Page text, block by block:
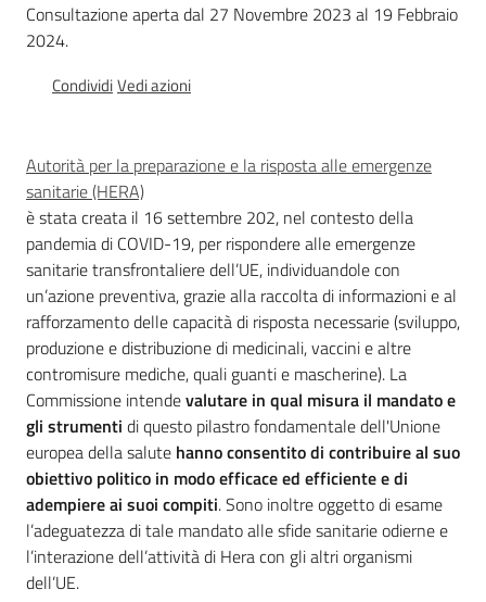
Europass
di
Parma
Seguici
su
Consultazione aperta dal 27 Novembre 2023 al 19 Febbraio
2024.
CondividiVedi azioni
Autorità per la preparazione e la risposta alle emergenze
sanitarie (HERA)
è stata creata il 16 settembre 202, nel contesto della
pandemia di COVID-19, per rispondere alle emergenze
sanitarie transfrontaliere dell’UE, individuandole con
un’azione preventiva, grazie alla raccolta di informazioni e al
rafforzamento delle capacità di risposta necessarie (sviluppo,
produzione e distribuzione di medicinali, vaccini e altre
contromisure mediche, quali guanti e mascherine). La
Commissione intendevalutare in qual misura il mandato e
gli strumenti di questo pilastro fondamentale dell'Unione
europea della salute hanno consentito di contribuire al suo
obiettivo politico in modo efficace ed efficiente e di
adempiere ai suoi compiti. Sono inoltre oggetto di esame
l’adeguatezza di tale mandato alle sfide sanitarie odierne e
l’interazione dell’attività di Hera con gli altri organismi
dell’UE.